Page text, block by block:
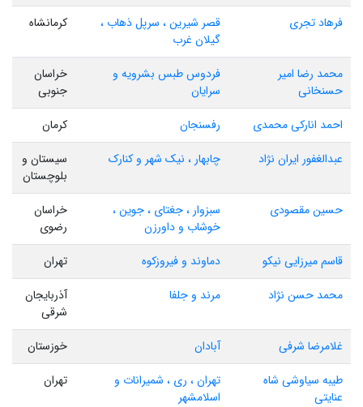
فرهاد تجری
قصر شیرین ، سرپل ذهاب ،
گیلان غرب
کرمانشاه
محمد رضا امیر
حسنخانی
فردوس طبس بشرویه و
سرایان
خراسان
جنوبی
احمد انارکی محمدی
رفسنجان
کرمان
عبدالغفور ایران نژاد
چابهار ، نیک شهر و کنارک
سیستان و
بلوچستان
حسین مقصودی
سبزوار ، جغتای ، جوین ،
خوشاب و داورزن
خراسان
رضوی
قاسم میرزایی نیکو
دماوند و فیروزکوه
تهران
محمد حسن نژاد
مرند و جلفا
آذربایجان
شرقی
غلامرضا شرفی
آبادان
خوزستان
طیبه سیاوشی شاه
عنایتی
تهران ، ری ، شمیرانات و
اسلامشهر
تهران